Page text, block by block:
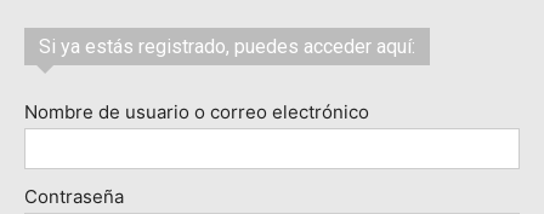
Si ya estás registrado, puedes acceder aquí:
Nombre de usuario o correo electrónico
Contraseña